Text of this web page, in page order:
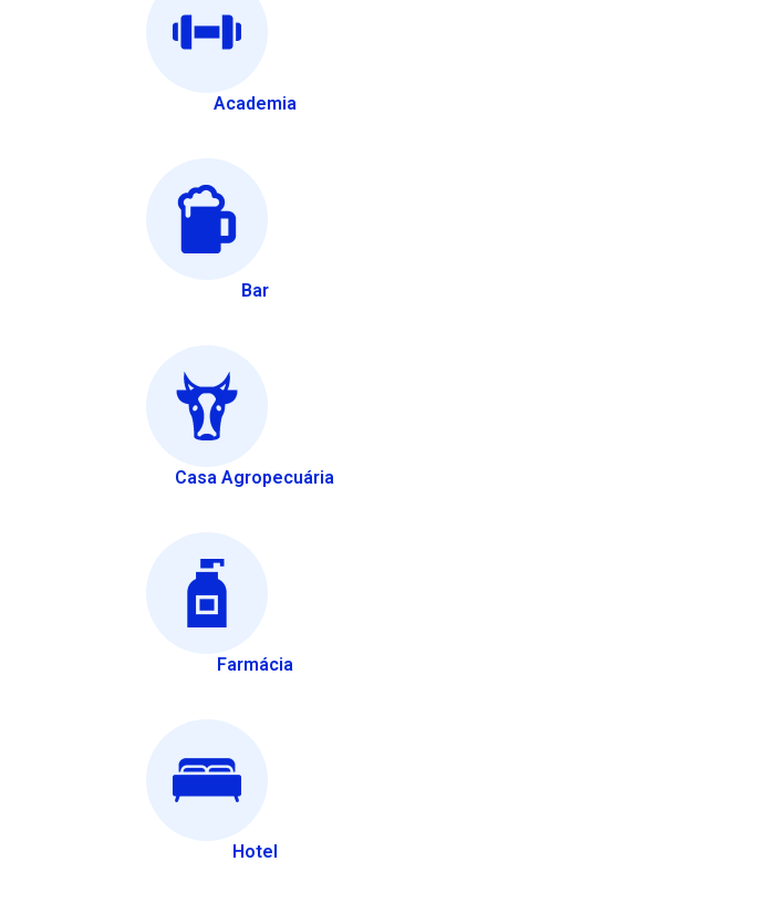
Academia
Bar
Casa Agropecuária
Farmácia
Hotel